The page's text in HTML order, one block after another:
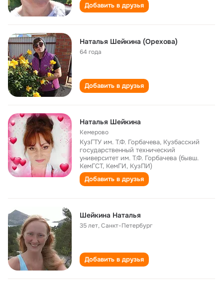
Добавить в друзья
Наталья Шейкина (Орехова)
64 года
Добавить в друзья
Наталья Шейкина
Кемерово
КузГТУ им. Т.Ф. Горбачева, Кузбасский
государственный технический
университет им. Т.Ф. Горбачева (бывш.
КемГСТ, КемГИ, КузПИ)
Добавить в друзья
Шейкина Наталья
35 лет,Санкт-Петербург
Добавить в друзья